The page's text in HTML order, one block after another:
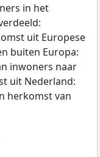
in het
uit Europese
buiten Europa:
inwoners naar
uit Nederland:
herkomst van